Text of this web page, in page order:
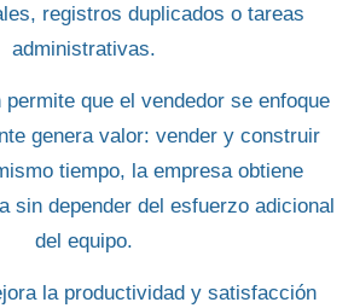
registros duplicados o tareas
administrativas.
que el vendedor se enfoque
genera valor: vender y construir
tiempo, la empresa obtiene
sin depender del esfuerzo adicional
del equipo.
la productividad y satisfacción